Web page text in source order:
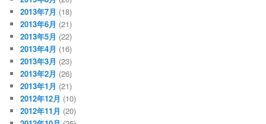
2013年7月 (18)
2013年6月 (21)
2013年5月 (22)
2013年4月 (16)
2013年3月 (23)
2013年2月 (26)
2013年1月 (21)
2012年12月 (10)
2012年11月 (20)